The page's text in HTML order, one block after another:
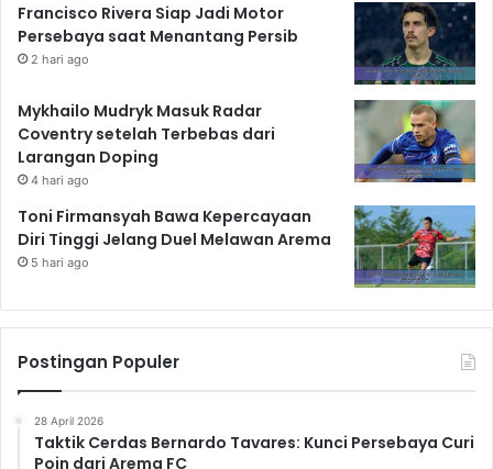
Francisco Rivera Siap Jadi Motor
Persebaya saat Menantang Persib
2 hari ago
Mykhailo Mudryk Masuk Radar
Coventry setelah Terbebas dari
Larangan Doping
4 hari ago
Toni Firmansyah Bawa Kepercayaan
Diri Tinggi Jelang Duel Melawan Arema
5 hari ago
Postingan Populer
28 April 2026
Taktik Cerdas Bernardo Tavares: Kunci Persebaya Curi
Poin dari Arema FC